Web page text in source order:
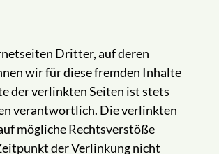
Dritter, auf deren
wir für diese fremden Inhalte
der verlinkten Seiten ist stets
verantwortlich. Die verlinkten
mögliche Rechtsverstöße
der Verlinkung nicht